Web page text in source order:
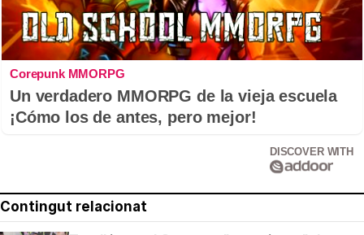
Corepunk MMORPG
Un verdadero MMORPG de la vieja escuela
¡Cómo los de antes, pero mejor!
DISCOVER WITH
Contingut relacionat